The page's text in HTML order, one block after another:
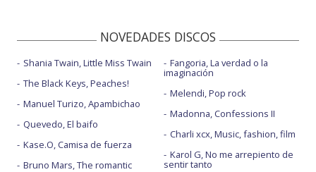
NOVEDADES DISCOS
Shania Twain, Little Miss Twain
The Black Keys, Peaches!
Manuel Turizo, Apambichao
Quevedo, El baifo
Kase.O, Camisa de fuerza
Bruno Mars, The romantic
Fangoria, La verdad o la
imaginación
Melendi, Pop rock
Madonna, Confessions II
Charli xcx, Music, fashion, film
Karol G, No me arrepiento de
sentir tanto